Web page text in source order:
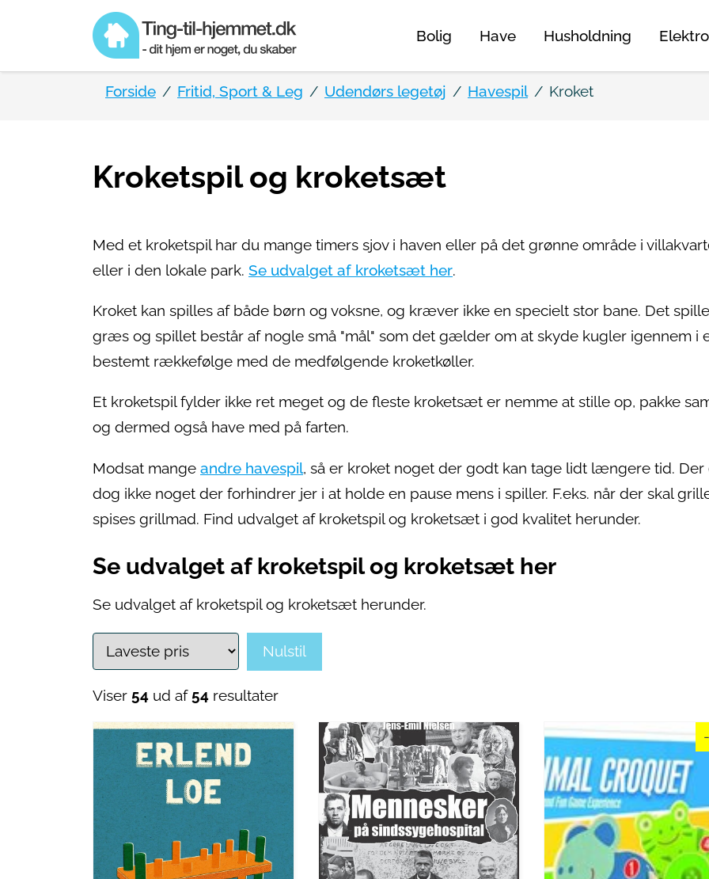
Bolig Have Husholdning
Forside Fritid, Sport & Leg Udendørs legetøj Havespil Kroket
Kroketspil og kroketsæt
Med et kroketspil har du mange timers sjov i haven eller på det grønne område i
eller i den lokale park. Se udvalget af kroketsæt her.
Kroket kan spilles af både børn og voksne, og kræver ikke en specielt stor bane. Det
græs og spillet består af nogle små "mål" som det gælder om at skyde kugler igennem i
bestemt rækkefølge med de medfølgende kroketkøller.
Et kroketspil fylder ikke ret meget og de fleste kroketsæt er nemme at stille op, pakke
og dermed også have med på farten.
Modsat mange andre havespil, så er kroket noget der godt kan tage lidt længere tid. Der
dog ikke noget der forhindrer jer i at holde en pause mens i spiller. F.eks. når der skal
spises grillmad. Find udvalget af kroketspil og kroketsæt i god kvalitet herunder.
Se udvalget af kroketspil og kroketsæt her
Se udvalget af kroketspil og kroketsæt herunder.
Nulstil
Viser 54 ud af 54 resultater